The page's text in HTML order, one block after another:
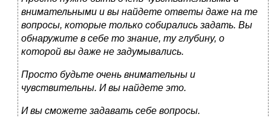
внимательными и вы найдете ответы даже на те
вопросы, которые только собирались задать. Вы
обнаружите в себе то знание, ту глубину, о
которой вы даже не задумывались.
Просто будьте очень внимательны и
чувствительны. И вы найдете это.
И вы сможете задавать себе вопросы.